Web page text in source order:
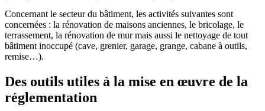
Concernant le secteur du bâtiment, les activités suivantes sont
concernées : la rénovation de maisons anciennes, le bricolage, le
terrassement, la rénovation de mur mais aussi le nettoyage de tout
bâtiment inoccupé (cave, grenier, garage, grange, cabane à outils,
remise…).
Des outils utiles à la mise en œuvre de la
réglementation